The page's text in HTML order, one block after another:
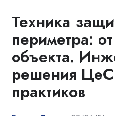
Техника
периметра:
объекта.
решения
практиков